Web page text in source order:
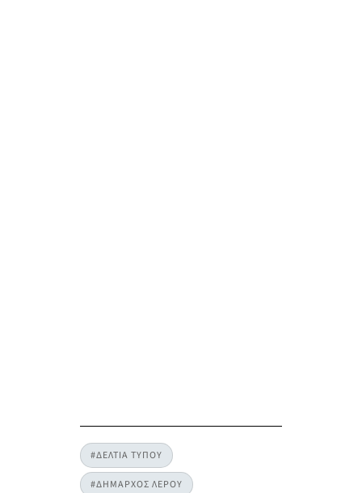
#ΔΕΛΤΙΑ ΤΥΠΟΥ
#ΔΗΜΑΡΧΟΣ ΛΕΡΟΥ